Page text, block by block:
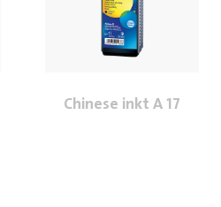
Chinese inkt A 17